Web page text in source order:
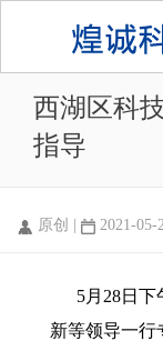
西湖区科
指导
原创 | 2021-
5月28日
新等领导一行